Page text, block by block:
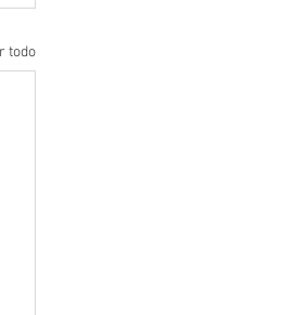
todo